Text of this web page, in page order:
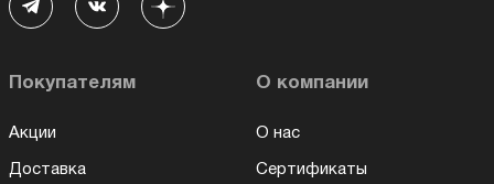
Покупателям
Акции
Доставка
О компании
О нас
Сертификаты